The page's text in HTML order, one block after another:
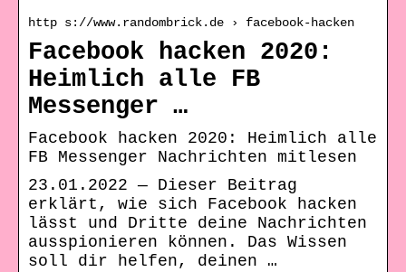
http s://www.randombrick.de › facebook-hacken
Facebook hacken 2020:
Heimlich alle FB
Messenger …
Facebook hacken 2020: Heimlich alle
FB Messenger Nachrichten mitlesen
23.01.2022 — Dieser Beitrag
erklärt, wie sich Facebook hacken
lässt und Dritte deine Nachrichten
ausspionieren können. Das Wissen
soll dir helfen, deinen …